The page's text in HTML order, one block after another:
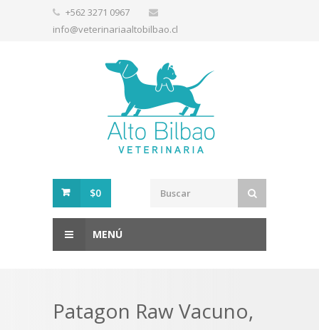
+562 3271 0967
info@veterinariaaltobilbao.cl
$0
MENÚ
Patagon Raw Vacuno,